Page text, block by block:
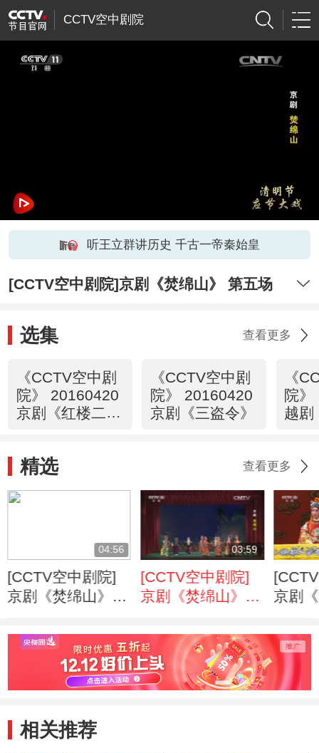
CCTV空中剧院
听王立群讲历史 千古一帝秦始皇
[CCTV空中剧院]京剧《焚绵山》 第五场
选集 查看更多
《CCTV空中剧
院》 20160420
京剧《红楼二
《CCTV空中剧
院》 20160420
京剧《三盗令》
《
院》
越剧
精选 查看更多
04:56
[CCTV空中剧院]
京剧《焚绵山》
03:59
[CCTV空中剧院]
京剧《焚绵山》
京剧
相关推荐